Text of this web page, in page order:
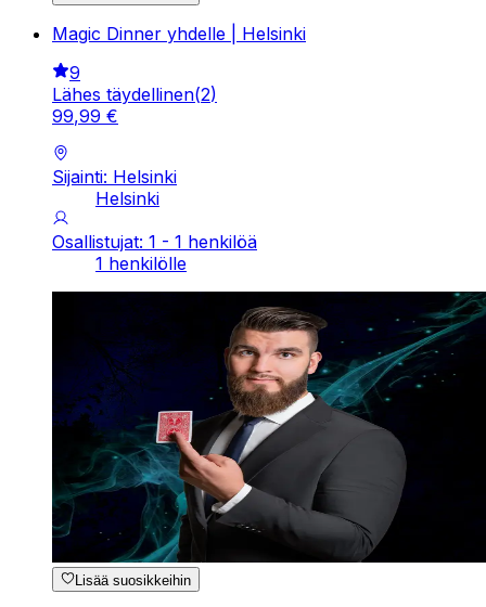
Magic Dinner yhdelle | Helsinki
9
Lähes täydellinen(2)
99,99 €
Sijainti: Helsinki
Helsinki
Osallistujat: 1 - 1 henkilöä
1 henkilölle
Lisää suosikkeihin